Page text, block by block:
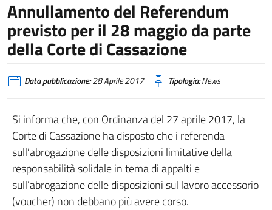
Annullamento del Referendum
previsto per il 28 maggio da parte
della Corte di Cassazione
Data pubblicazione:28 Aprile 2017 Tipologia:News
Si informa che, con Ordinanza del 27 aprile 2017, la
Corte di Cassazione ha disposto che i referenda
sull’abrogazione delle disposizioni limitative della
responsabilità solidale in tema di appalti e
sull’abrogazione delle disposizioni sul lavoro accessorio
(voucher) non debbano più avere corso.